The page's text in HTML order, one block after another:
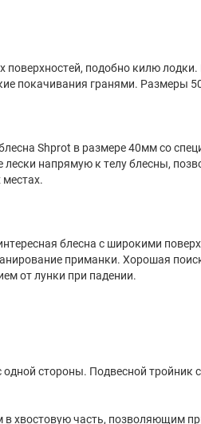
подобно килю
покачивания гранями. Размеры
Shprot в размере 40мм со
напрямую к телу блесны,
местах.
блесна с широкими
приманки. Хорошая
от лунки при падении.
стороны. Подвесной тройник
хвостовую часть, позволяющим